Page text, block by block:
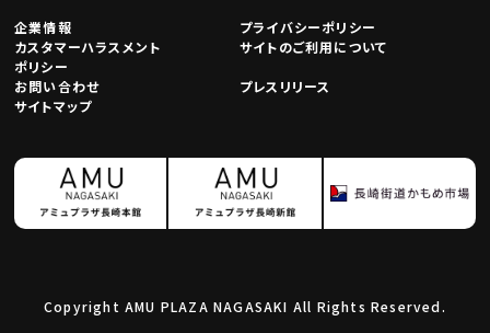
企業情報
プライバシーポリシー
カスタマーハラスメント
ポリシー
サイトのご利用について
お問い合わせ
プレスリリース
サイトマップ
Copyright AMU PLAZA NAGASAKI All Rights Reserved.